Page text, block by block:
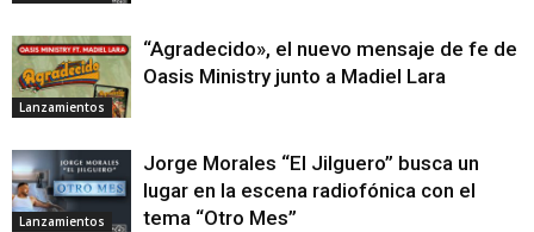
Lanzamientos
“Agradecido», el nuevo mensaje de fe de
Oasis Ministry junto a Madiel Lara
Lanzamientos
Jorge Morales “El Jilguero” busca un
lugar en la escena radiofónica con el
tema “Otro Mes”